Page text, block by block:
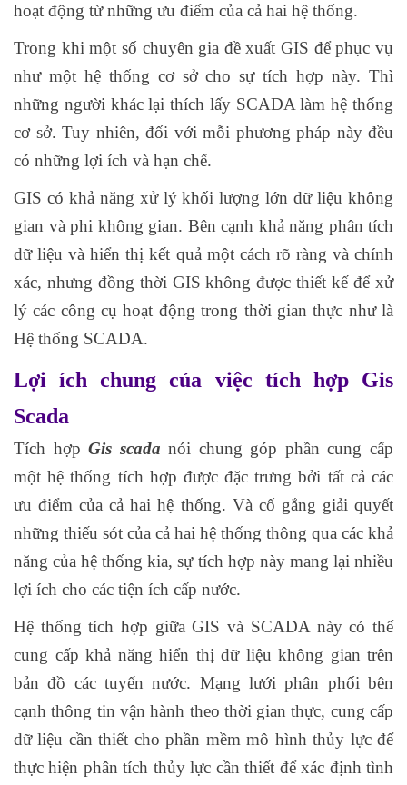
hoạt động từ những ưu điểm của cả hai hệ thống.
Trong khi một số chuyên gia đề xuất GIS để phục vụ
như một hệ thống cơ sở cho sự tích hợp này. Thì
những người khác lại thích lấy SCADA làm hệ thống
cơ sở. Tuy nhiên, đối với mỗi phương pháp này đều
có những lợi ích và hạn chế.
GIS có khả năng xử lý khối lượng lớn dữ liệu không
gian và phi không gian. Bên cạnh khả năng phân tích
dữ liệu và hiển thị kết quả một cách rõ ràng và chính
xác, nhưng đồng thời GIS không được thiết kế để xử
lý các công cụ hoạt động trong thời gian thực như là
Hệ thống SCADA.
Lợi ích chung của việc tích hợp Gis
Scada
Tích hợpGis scadanói chung góp phần cung cấp
một hệ thống tích hợp được đặc trưng bởi tất cả các
ưu điểm của cả hai hệ thống. Và cố gắng giải quyết
những thiếu sót của cả hai hệ thống thông qua các khả
năng của hệ thống kia, sự tích hợp này mang lại nhiều
lợi ích cho các tiện ích cấp nước.
Hệ thống tích hợp giữa GIS và SCADA này có thể
cung cấp khả năng hiển thị dữ liệu không gian trên
bản đồ các tuyến nước. Mạng lưới phân phối bên
cạnh thông tin vận hành theo thời gian thực, cung cấp
dữ liệu cần thiết cho phần mềm mô hình thủy lực để
thực hiện phân tích thủy lực cần thiết để xác định tình